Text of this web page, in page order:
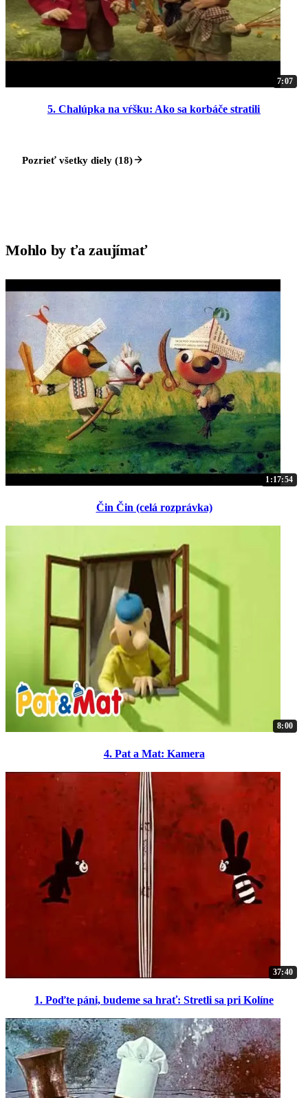
7:07
5. Chalúpka na vŕšku: Ako sa korbáče stratili
Pozrieť všetky diely (18)
Mohlo by ťa zaujímať
1:17:54
Čin Čin (celá rozprávka)
8:00
4. Pat a Mat: Kamera
37:40
1. Poďte páni, budeme sa hrať: Stretli sa pri Kolíne